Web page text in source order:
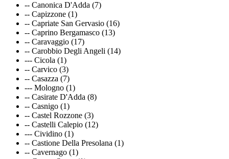
-- Canonica D'Adda (7)
-- Capizzone (1)
-- Capriate San Gervasio (16)
-- Caprino Bergamasco (13)
-- Caravaggio (17)
-- Carobbio Degli Angeli (14)
--- Cicola (1)
-- Carvico (3)
-- Casazza (7)
--- Mologno (1)
-- Casirate D'Adda (8)
-- Casnigo (1)
-- Castel Rozzone (3)
-- Castelli Calepio (12)
--- Cividino (1)
-- Castione Della Presolana (1)
-- Cavernago (1)